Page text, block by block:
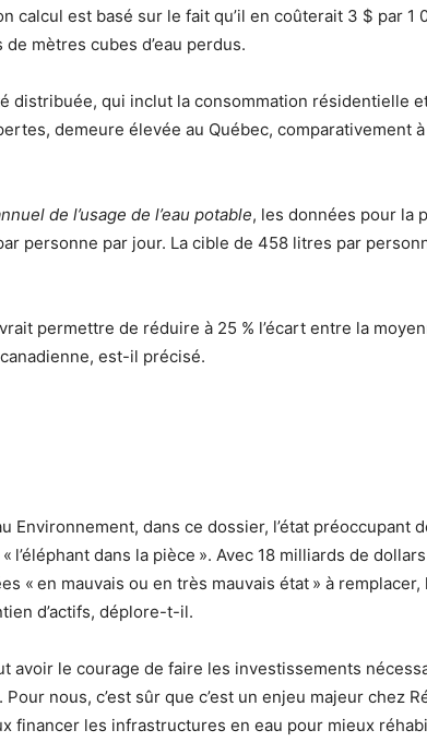
calcul est basé sur le fait qu’il en coûterait 3 $ par 1
mètres cubes d’eau perdus.
distribuée, qui inclut la consommation résidentielle
demeure élevée au Québec, comparativement
de l’usage de l’eau potable, les données pour la
personne par jour. La cible de 458 litres par
permettre de réduire à 25 % l’écart entre la
est-il précisé.
Environnement, dans ce dossier, l’état préoccupant
l’éléphant dans la pièce ». Avec 18 milliards de dollars
« en mauvais ou en très mauvais état » à remplacer,
d’actifs, déplore-t-il.
avoir le courage de faire les investissements
nous, c’est sûr que c’est un enjeu majeur chez
financer les infrastructures en eau pour mieux